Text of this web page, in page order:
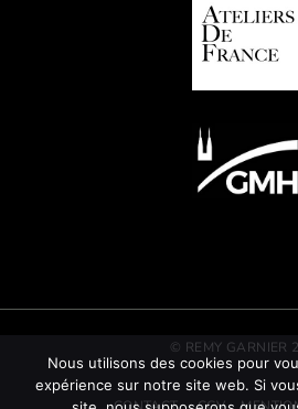
© REMY GARNIER
CONTACT CGV
Nous utilisons des cookies pour
expérience sur notre site web. Si